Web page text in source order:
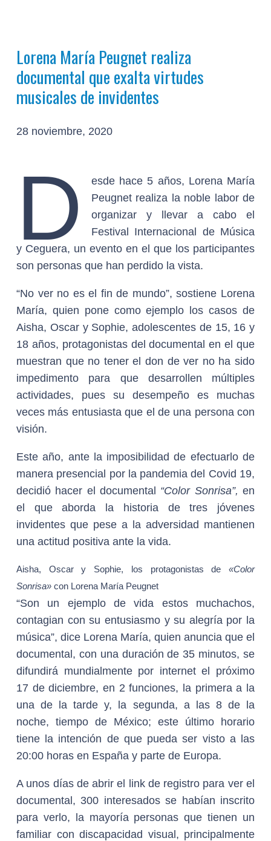
Lorena María Peugnet realiza
documental que exalta virtudes
musicales de invidentes
28 noviembre, 2020
D
esde hace 5 años, Lorena María
Peugnet realiza la noble labor de
organizar y llevar a cabo el
Festival Internacional de Música
y Ceguera, un evento en el que los participantes
son personas que han perdido la vista.
“No ver no es el fin de mundo”, sostiene Lorena
María, quien pone como ejemplo los casos de
Aisha, Oscar y Sophie, adolescentes de 15, 16 y
18 años, protagonistas del documental en el que
muestran que no tener el don de ver no ha sido
impedimento para que desarrollen múltiples
actividades, pues su desempeño es muchas
veces más entusiasta que el de una persona con
visión.
Este año, ante la imposibilidad de efectuarlo de
manera presencial por la pandemia del Covid 19,
decidió hacer el documental “Color Sonrisa”, en
el que aborda la historia de tres jóvenes
invidentes que pese a la adversidad mantienen
una actitud positiva ante la vida.
Aisha, Oscar y Sophie, los protagonistas de «Color
Sonrisa» con Lorena María Peugnet
“Son un ejemplo de vida estos muchachos,
contagian con su entusiasmo y su alegría por la
música”, dice Lorena María, quien anuncia que el
documental, con una duración de 35 minutos, se
difundirá mundialmente por internet el próximo
17 de diciembre, en 2 funciones, la primera a la
una de la tarde y, la segunda, a las 8 de la
noche, tiempo de México; este último horario
tiene la intención de que pueda ser visto a las
20:00 horas en España y parte de Europa.
A unos días de abrir el link de registro para ver el
documental, 300 interesados se habían inscrito
para verlo, la mayoría personas que tienen un
familiar con discapacidad visual, principalmente